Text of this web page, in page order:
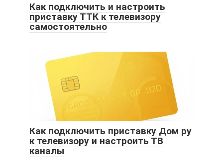
Как подключить и настроить
приставку ТТК к телевизору
самостоятельно
Как подключить приставку Дом ру
к телевизору и настроить ТВ
каналы